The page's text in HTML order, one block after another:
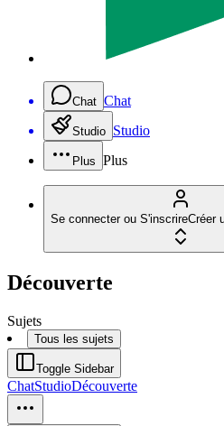
Chat Chat
Studio Studio
Plus Plus
Se connecter ou S'inscrireCréer
Découverte
Sujets
Tous les sujets
Toggle Sidebar
ChatStudioDécouverte